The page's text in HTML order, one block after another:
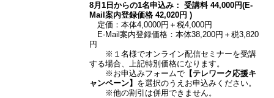
8月1日からの1名申込み： 受講料 44,000円(E-
Mail案内登録価格 42,020円 )
定価：本体4,0000円＋税4,000円
E-Mail案内登録価格：本体38,200円＋税3,820
円
※１名様でオンライン配信セミナーを受講
する場合、上記特別価格になります。
※お申込みフォームで【テレワーク応援キ
ャンペーン】
を選択のうえお申込みください。
※他の割引は併用できません。